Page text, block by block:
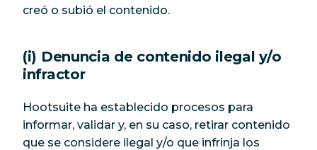
creó o subió el contenido.
(i) Denuncia de contenido ilegal y/o
infractor
Hootsuite ha establecido procesos para
informar, validar y, en su caso, retirar contenido
que se considere ilegal y/o que infrinja los